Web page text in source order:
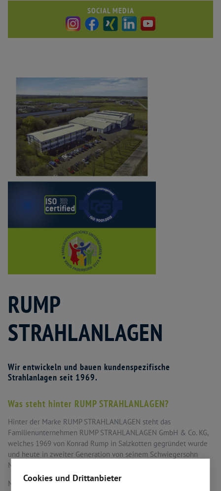
Cookies und Drittanbieter
SOCIAL MEDIA
RUMP
STRAHLANLAGEN
Wir entwickeln und bauen kundenspezifische
Strahlanlagen seit 1969.
Was steht hinter RUMP STRAHLANLAGEN?
Hinter der Marke RUMP STRAHLANLAGEN steht das
Familienunternehmen RUMP STRAHLANLAGEN GmbH & Co. KG,
welches 1969 von Konrad Rump in Salzkotten gegründet wurde
und heute in zweiter Generation von seinem Schwiegersohn
Marcel Adriano geführt wird.
Mit 50 Jahren Erfahrung im Bereich der Strahl- und